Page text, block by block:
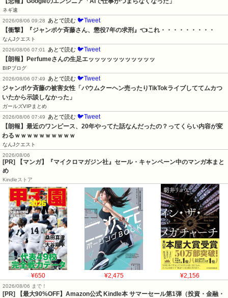
ネギ速
2026/08/06 09:28 あとで読む 🐦Tweet
【衝撃】『ジャンポケ斉藤さん、懲役7年の求刑』👈これ・・・・・・・・・
なんJクエスト
2026/08/06 07:01 あとで読む 🐦Tweet
【朗報】Perfumeさんの生足エッッッッッッッッッッッ
BIPブログ
2026/08/06 07:49 あとで読む 🐦Tweet
ジャンポケ斉藤の被害女性「バウムクーヘン売ったりTikTokライブしててムカつ
いたから示談しなかった」
ガールズVIPまとめ
2026/08/06 07:49 あとで読む 🐦Tweet
【朗報】最近のワンピース、20年やってた話なんだったの？ってくらい内容が変
わるｗｗｗｗｗｗｗｗｗｗ
なんJクエスト
2026/08/06
[PR] 【マンガ】『マイクロマガジン社』セール・キャンペーン中のマンガ本まと
め
Kindleストア
¥650 ¥2,475 ¥2,156
2026/08/06 まで！
[PR]
【最大90%OFF】Amazon公式 Kindle本 サマーセール第1弾（投資・金融・